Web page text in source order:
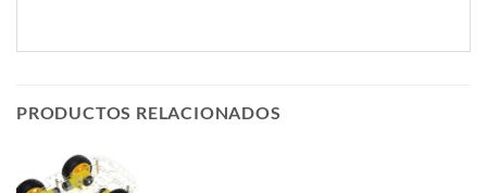
PRODUCTOS RELACIONADOS